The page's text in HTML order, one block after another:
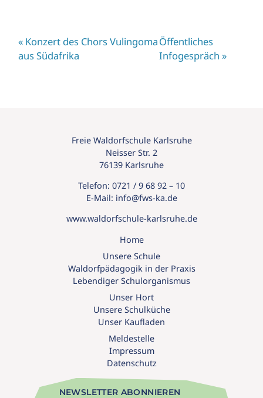
«Konzert des Chors Vulingoma
aus Südafrika
Öffentliches
Infogespräch »
Freie Waldorfschule Karlsruhe
Neisser Str. 2
76139 Karlsruhe
Telefon: 0721 / 9 68 92 – 10
E-Mail: info@fws-ka.de
www.waldorfschule-karlsruhe.de
Home
Unsere Schule
Waldorfpädagogik in der Praxis
Lebendiger Schulorganismus
Unser Hort
Unsere Schulküche
Unser Kaufladen
Meldestelle
Impressum
Datenschutz
NEWSLETTER ABONNIEREN